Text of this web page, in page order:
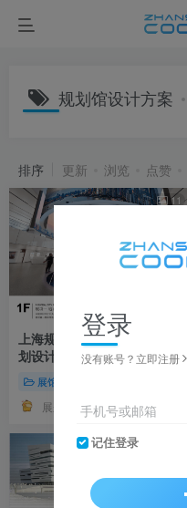
规划馆设计方案
排序 更新 浏览 点赞
11
上海规划馆城市规划展览馆规
划设计方案｜PDF｜219页｜
161.87M
展馆展厅方案
展来展去
登录
没有账号？立即注册
手机号或邮箱
记住登录